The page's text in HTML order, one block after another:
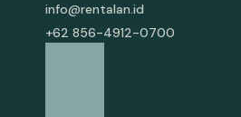
info@rentalan.id
+62 856-4912-0700